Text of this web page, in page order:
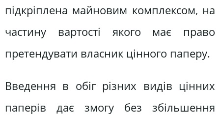
підкріплена майновим комплексом, на
частину вартості якого має право
претендувати власник цінного паперу.
Введення в обіг різних видів цінних
паперів дає змогу без збільшення